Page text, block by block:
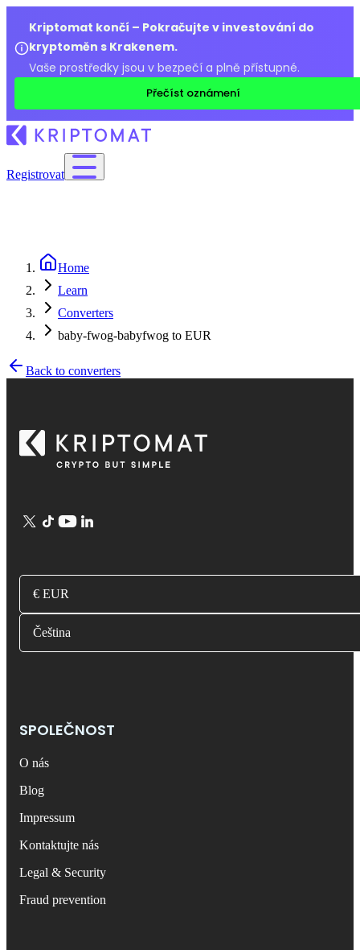
Kriptomat končí – Pokračujte v investování do
kryptoměn s Krakenem.
Vaše prostředky jsou v bezpečí a plně přístupné.
Přečíst oznámení
Registrovat
Home
Learn
Converters
baby-fwog-babyfwog to EUR
Back to converters
€ EUR
Čeština
SPOLEČNOST
O nás
Blog
Impressum
Kontaktujte nás
Legal & Security
Fraud prevention